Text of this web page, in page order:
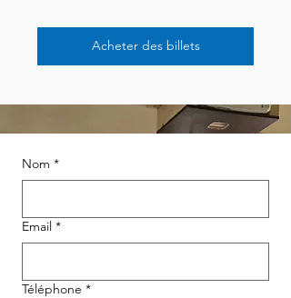
Acheter des billets
Nom *
Email *
Téléphone *